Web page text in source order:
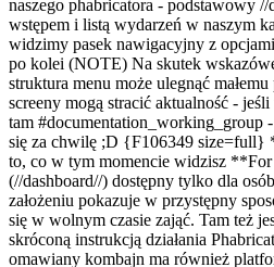
naszego phabricatora - podstawowy
wstępem i listą wydarzeń w naszym
widzimy pasek nawigacyjny z
po kolei (NOTE) Na skutek
struktura menu może ulegnąć
screeny mogą stracić aktualność -
tam #documentation_working_group
się za chwilę ;D {F106349 size=full}
to, co w tym momencie widzisz
(//dashboard//) dostępny tylko dla
założeniu pokazuje w przystępny
się w wolnym czasie zająć. Tam też
skróconą instrukcją działania
omawiany kombajn ma również